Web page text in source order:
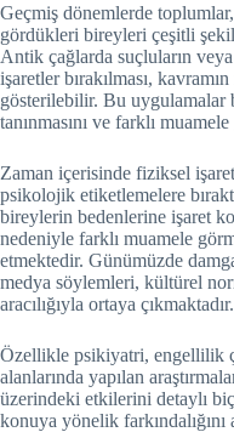
Geçmiş dönemlerde
gördükleri bireyleri çeşitli
Antik çağlarda suçluların
işaretler bırakılması,
gösterilebilir. Bu
tanınmasını ve farklı
Zaman içerisinde fiziksel
psikolojik etiketlemelere
bireylerin bedenlerine işaret
nedeniyle farklı muamele
etmektedir. Günümüzde
medya söylemleri, kültürel
aracılığıyla ortaya çıkmaktadır.
Özellikle psikiyatri, engellilik
alanlarında yapılan
üzerindeki etkilerini detaylı
konuya yönelik farkındalığını